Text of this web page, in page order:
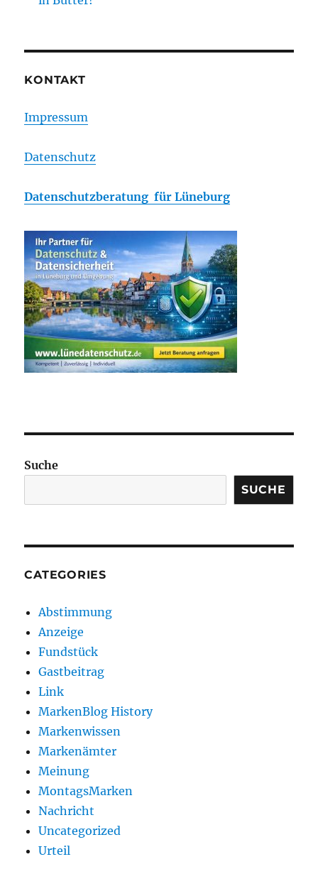
KONTAKT
Impressum
Datenschutz
Datenschutzberatung für Lüneburg
Suche
SUCHE
CATEGORIES
Abstimmung
Anzeige
Fundstück
Gastbeitrag
Link
MarkenBlog History
Markenwissen
Markenämter
Meinung
MontagsMarken
Nachricht
Uncategorized
Urteil